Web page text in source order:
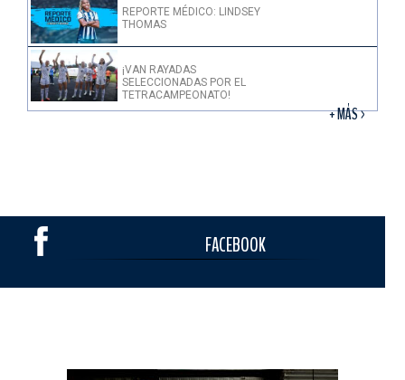
REPORTE MÉDICO: LINDSEY
THOMAS
¡VAN RAYADAS
SELECCIONADAS POR EL
TETRACAMPEONATO!
+ MÁS >
FACEBOOK